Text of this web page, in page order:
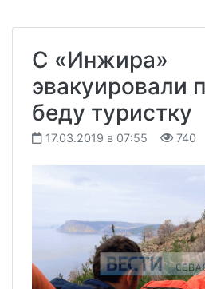
С «Инжира»
эвакуировали
беду туристку
17.03.2019 в 07:55 740